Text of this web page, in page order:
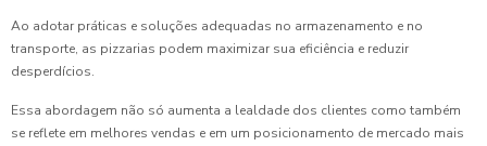
Ao adotar práticas e soluções adequadas no armazenamento e no
transporte, as pizzarias podem maximizar sua eficiência e reduzir
desperdícios.
Essa abordagem não só aumenta a lealdade dos clientes como também
se reflete em melhores vendas e em um posicionamento de mercado mais